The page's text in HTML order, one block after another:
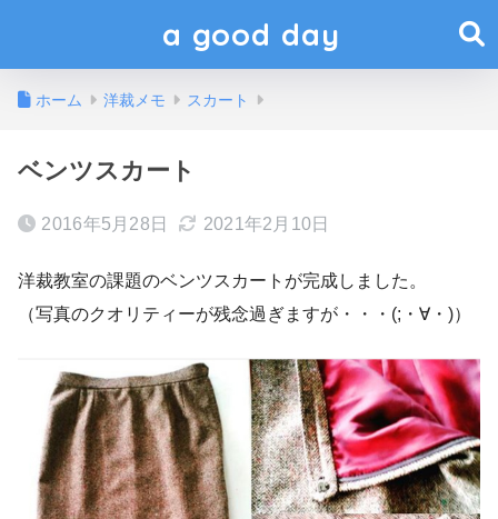
a good day
ホーム 洋裁メモ スカート
ベンツスカート
2016年5月28日 2021年2月10日
洋裁教室の課題のベンツスカートが完成しました。
（写真のクオリティーが残念過ぎますが・・・(;・∀・)）